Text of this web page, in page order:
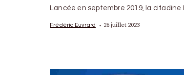
Lancée en septembre 2019, la citadine
Frédéric Euvrard 26 juillet 2023